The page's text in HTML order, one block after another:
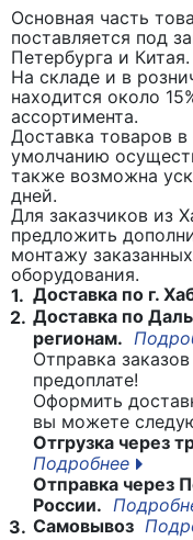
Основная часть
поставляется под
Петербурга и Китая.
На складе и в
находится около
ассортимента.
Доставка товаров в
умолчанию
также возможна
дней.
Для заказчиков из
предложить
монтажу
оборудования.
1. Доставка по г.
2. Доставка по
регионам.
Отправка
предоплате!
Оформить
вы можете
Отгрузка через
Подробнее
Отправка через
России.
3. Самовывоз